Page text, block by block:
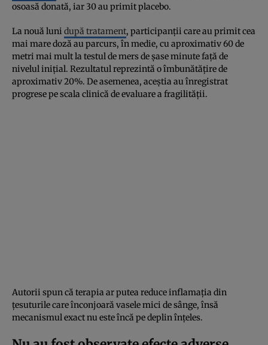
osoasă donată, iar 30 au primit placebo.
La nouă luni după tratament, participanții care au primit cea
mai mare doză au parcurs, în medie, cu aproximativ 60 de
metri mai mult la testul de mers de șase minute față de
nivelul inițial. Rezultatul reprezintă o îmbunătățire de
aproximativ 20%. De asemenea, aceștia au înregistrat
progrese pe scala clinică de evaluare a fragilității.
Autorii spun că terapia ar putea reduce inflamația din
țesuturile care înconjoară vasele mici de sânge, însă
mecanismul exact nu este încă pe deplin înțeles.